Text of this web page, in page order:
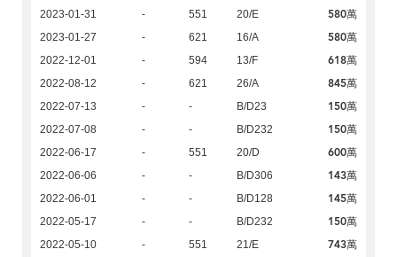
2023-01-31 - 551 20/E 580萬
2023-01-27 - 621 16/A 580萬
2022-12-01 - 594 13/F 618萬
2022-08-12 - 621 26/A 845萬
2022-07-13 - - B/D23 150萬
2022-07-08 - - B/D232 150萬
2022-06-17 - 551 20/D 600萬
2022-06-06 - - B/D306 143萬
2022-06-01 - - B/D128 145萬
2022-05-17 - - B/D232 150萬
2022-05-10 - 551 21/E 743萬